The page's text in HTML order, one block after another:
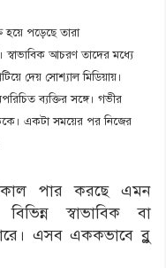
পড়েছে তারা
স্বাভাবিক আচরণ তাদের মধ্যে
দেয় সোশ্যাল মিডিয়ায়।
ব্যক্তির সঙ্গে। গভীর
একটা সময়ের পর নিজের
পার করছে এমন
স্বাভাবিক বা
এসব এককভাবে ব্লু